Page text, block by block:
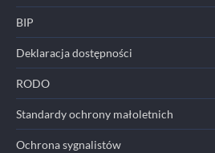
BIP
Deklaracja dostępności
RODO
Standardy ochrony małoletnich
Ochrona sygnalistów